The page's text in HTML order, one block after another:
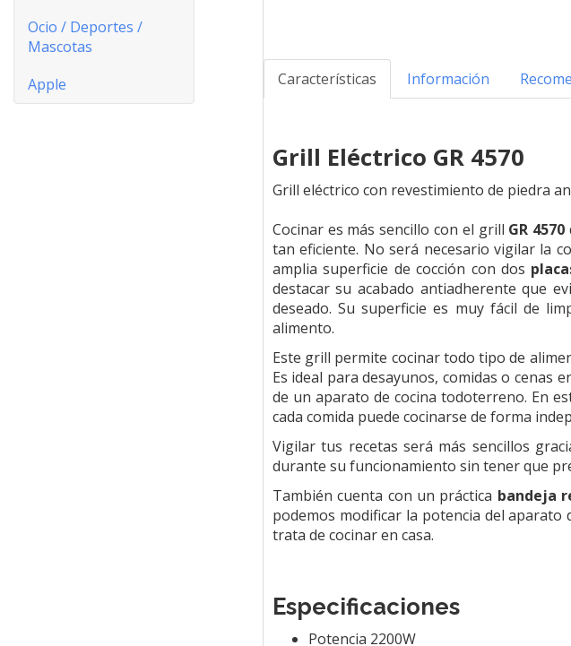
Ocio / Deportes /
Mascotas
Apple
Características Información
Grill Eléctrico GR 4570
Grill eléctrico con revestimiento de piedra
Cocinar es más sencillo con el grill GR 4570
tan eficiente. No será necesario vigilar la
amplia superficie de cocción con dos
destacar su acabado antiadherente que
deseado. Su superficie es muy fácil de
alimento.
Este grill permite cocinar todo tipo de
Es ideal para desayunos, comidas o cenas
de un aparato de cocina todoterreno. En
cada comida puede cocinarse de forma
Vigilar tus recetas será más sencillos
durante su funcionamiento sin tener que
También cuenta con un práctica bandeja
podemos modificar la potencia del
trata de cocinar en casa.
Especificaciones
Potencia 2200W